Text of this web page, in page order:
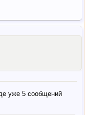
уже 5 сообщений